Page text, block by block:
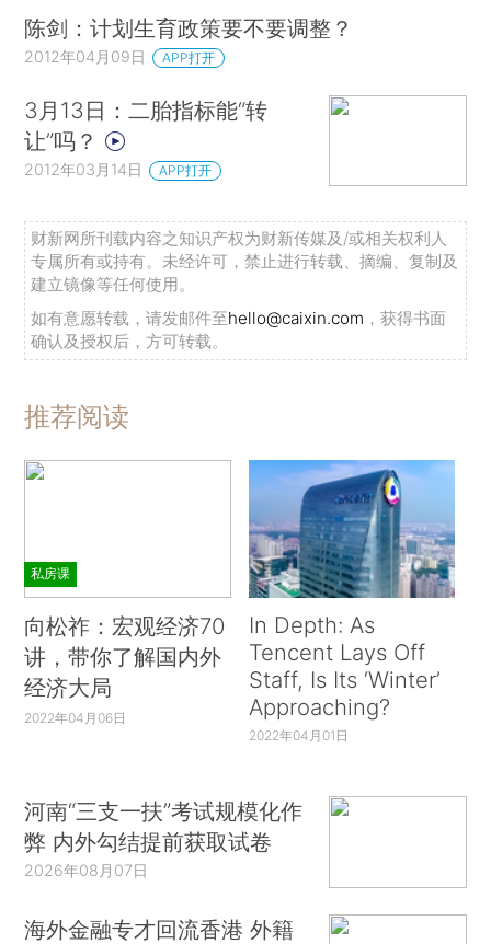
陈剑：计划生育政策要不要调整？
2012年04月09日 APP打开
3月13日：二胎指标能“转
让”吗？
2012年03月14日 APP打开
财新网所刊载内容之知识产权为财新传媒及/或相关权利人
专属所有或持有。未经许可，禁止进行转载、摘编、复制及
建立镜像等任何使用。
如有意愿转载，请发邮件至hello@caixin.com ，获得书面
确认及授权后，方可转载。
推荐阅读
私房课
向松祚：宏观经济70
讲，带你了解国内外
经济大局
2022年04月06日
In Depth: As
Tencent Lays Off
Staff, Is Its ‘Winter’
Approaching?
2022年04月01日
河南“三支一扶”考试规模化作
弊 内外勾结提前获取试卷
2026年08月07日
海外金融专才回流香港 外籍